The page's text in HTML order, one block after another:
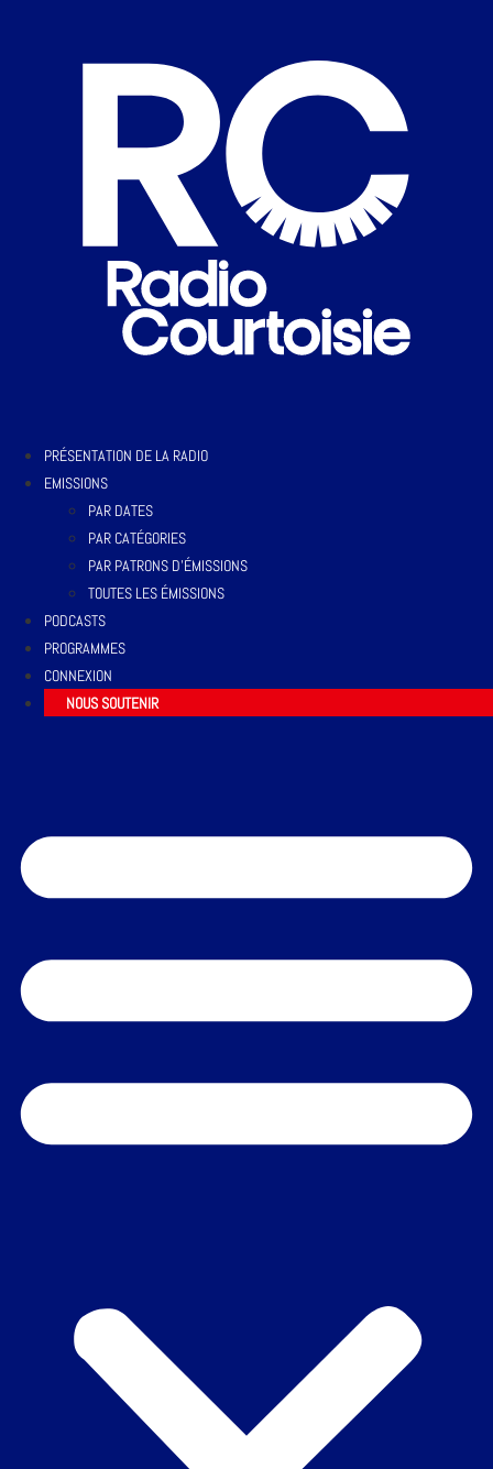
PRÉSENTATION DE LA RADIO
EMISSIONS
PAR DATES
PAR CATÉGORIES
PAR PATRONS D’ÉMISSIONS
TOUTES LES ÉMISSIONS
PODCASTS
PROGRAMMES
CONNEXION
NOUS SOUTENIR